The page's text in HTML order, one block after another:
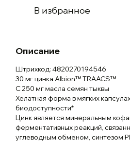
В избранное
Описание
Штрихкод: 4820270194546
30 мг цинка Albion™ TRAACS™
С 250 мг масла семян тыквы
Хелатная форма в мягких
биодоступности*
Цинк является минеральным
ферментативных реакций,
углеводным обменом, синтезом